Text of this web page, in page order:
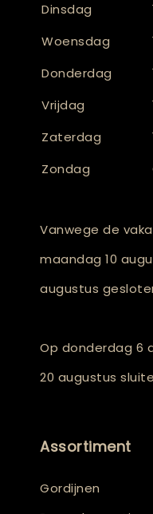
Dinsdag
Woensdag
Donderdag
Vrijdag
Zaterdag
Zondag
Vanwege de
maandag 10
augustus
Op donderdag 6
20 augustus
Assortiment
Gordijnen